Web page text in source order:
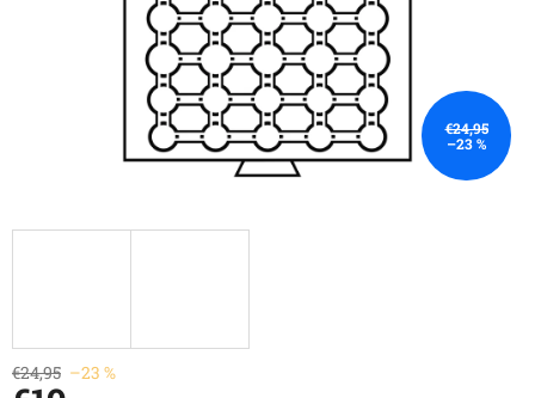
€24,95
–23 %
€24,95 –23 %